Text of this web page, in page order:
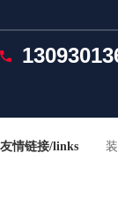
友情链接/links